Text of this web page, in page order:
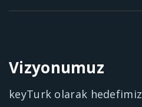
Vizyonumuz
keyTurk olarak hedefimiz